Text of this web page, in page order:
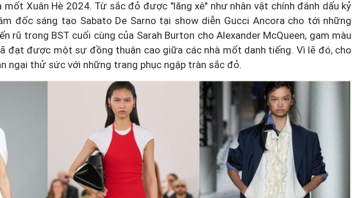
mốt Xuân Hè 2024. Từ sắc đỏ được "lăng xê" như nhân vật chính đánh dấu kỷ
đốc sáng tạo Sabato De Sarno tại show diễn Gucci Ancora cho tới những
rũ trong BST cuối cùng của Sarah Burton cho Alexander McQueen, gam màu
đạt được một sự đồng thuận cao giữa các nhà mốt danh tiếng. Vì lẽ đó, cho
ngại thử sức với những trang phục ngập tràn sắc đỏ.